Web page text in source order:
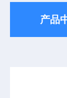
产品